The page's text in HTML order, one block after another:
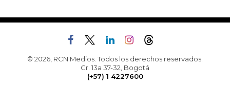
© 2026, RCN Medios. Todos los derechos reservados.
Cr. 13a 37-32, Bogotá
(+57) 1 4227600